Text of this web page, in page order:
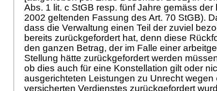
Abs. 1 lit. c StGB resp. fünf Jahre gemäss
2002 geltenden Fassung des Art. 70 StGB).
dass die Verwaltung einen Teil der zuviel
bereits zurückgefordert hat, denn diese
den ganzen Betrag, der im Falle einer
Stellung hätte zurückgefordert werden
ob dies auch für eine Konstellation gilt oder
ausgerichteten Leistungen zu Unrecht wegen
versicherten Verdienstes zurückgefordert